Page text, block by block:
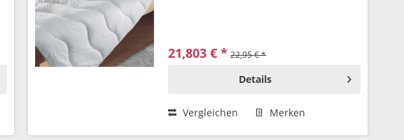
21,803 € * 22,95 € *
Details
Vergleichen Merken